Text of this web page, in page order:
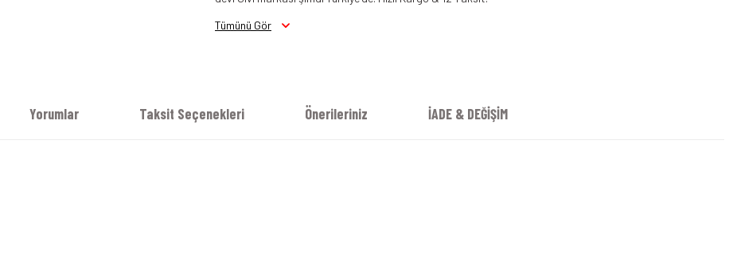
Tümünü Gör
Yorumlar Taksit Seçenekleri Önerileriniz İADE & DEĞİŞİM